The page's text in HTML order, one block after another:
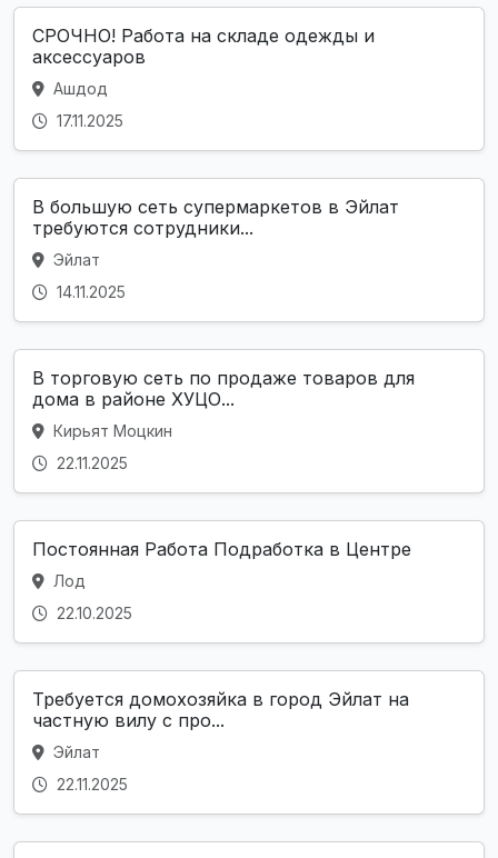
СРОЧНО! Работа на складе одежды и
аксессуаров
Ашдод
17.11.2025
В большую сеть супермаркетов в Эйлат
требуются сотрудники...
Эйлат
14.11.2025
В торговую сеть по продаже товаров для
дома в районе ХУЦО...
Кирьят Моцкин
22.11.2025
Постоянная Работа Подработка в Центре
Лод
22.10.2025
Требуется домохозяйка в город Эйлат на
частную вилу с про...
Эйлат
22.11.2025